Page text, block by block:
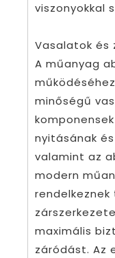
viszonyokkal
Vasalatok és
A műanyag
minőségű
nyitásának
valamint az
modern
maximális
záródást. Az